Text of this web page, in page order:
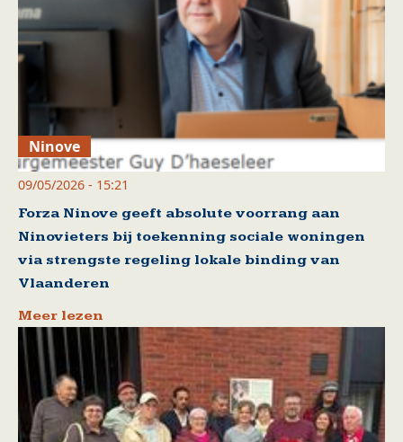
Ninove
09/05/2026 - 15:21
Forza Ninove geeft absolute voorrang aan
Ninovieters bij toekenning sociale woningen
via strengste regeling lokale binding van
Vlaanderen
Meer lezen